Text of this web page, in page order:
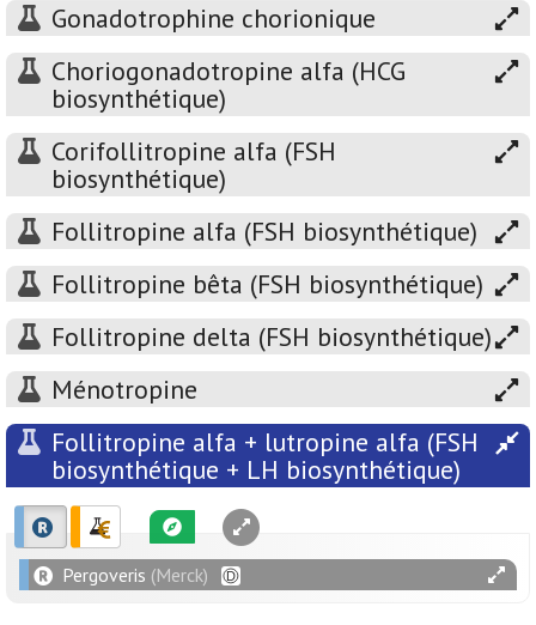
Gonadotrophine chorionique
Choriogonadotropine alfa (HCG
biosynthétique)
Corifollitropine alfa (FSH
biosynthétique)
Follitropine alfa (FSH biosynthétique)
Follitropine bêta (FSH biosynthétique)
Follitropine delta (FSH biosynthétique)
Ménotropine
Follitropine alfa + lutropine alfa (FSH
biosynthétique + LH biosynthétique)
Pergoveris (Merck)